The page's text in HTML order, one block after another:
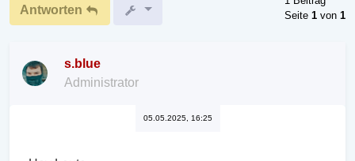
Antworten
Seite1 von1
s.blue
Administrator
05.05.2025, 16:25